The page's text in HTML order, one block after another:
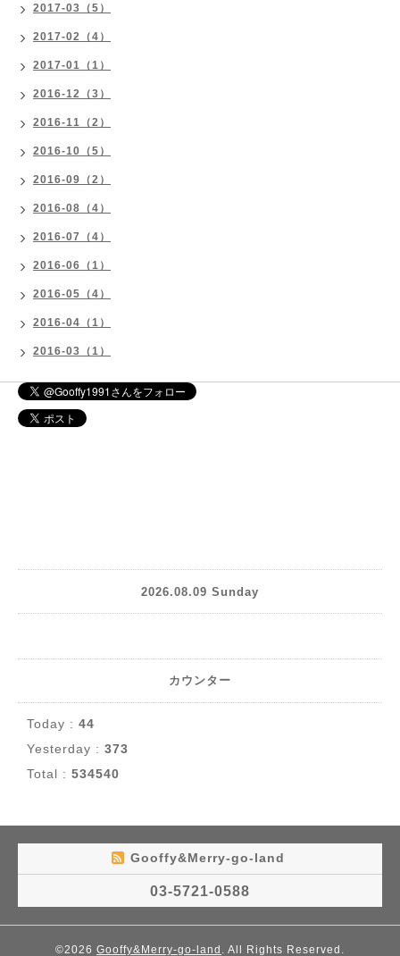
2017-03（5）
2017-02（4）
2017-01（1）
2016-12（3）
2016-11（2）
2016-10（5）
2016-09（2）
2016-08（4）
2016-07（4）
2016-06（1）
2016-05（4）
2016-04（1）
2016-03（1）
2026.08.09 Sunday
カウンター
Today : 44
Yesterday : 373
Total : 534540
Gooffy&Merry-go-land
03-5721-0588
©2026 Gooffy&Merry-go-land . All Rights Reserved.